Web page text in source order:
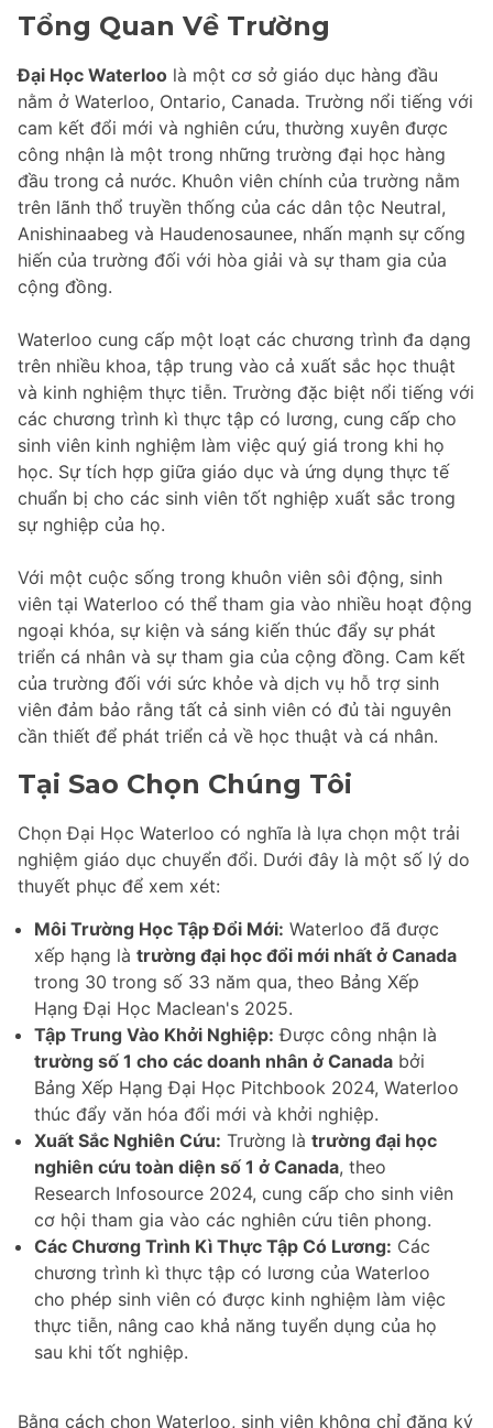
Tổng Quan Về Trường
Đại Học Waterloo là một cơ sở giáo dục hàng đầu
nằm ở Waterloo, Ontario, Canada. Trường nổi tiếng với
cam kết đổi mới và nghiên cứu, thường xuyên được
công nhận là một trong những trường đại học hàng
đầu trong cả nước. Khuôn viên chính của trường nằm
trên lãnh thổ truyền thống của các dân tộc Neutral,
Anishinaabeg và Haudenosaunee, nhấn mạnh sự cống
hiến của trường đối với hòa giải và sự tham gia của
cộng đồng.
Waterloo cung cấp một loạt các chương trình đa dạng
trên nhiều khoa, tập trung vào cả xuất sắc học thuật
và kinh nghiệm thực tiễn. Trường đặc biệt nổi tiếng với
các chương trình kì thực tập có lương, cung cấp cho
sinh viên kinh nghiệm làm việc quý giá trong khi họ
học. Sự tích hợp giữa giáo dục và ứng dụng thực tế
chuẩn bị cho các sinh viên tốt nghiệp xuất sắc trong
sự nghiệp của họ.
Với một cuộc sống trong khuôn viên sôi động, sinh
viên tại Waterloo có thể tham gia vào nhiều hoạt động
ngoại khóa, sự kiện và sáng kiến thúc đẩy sự phát
triển cá nhân và sự tham gia của cộng đồng. Cam kết
của trường đối với sức khỏe và dịch vụ hỗ trợ sinh
viên đảm bảo rằng tất cả sinh viên có đủ tài nguyên
cần thiết để phát triển cả về học thuật và cá nhân.
Tại Sao Chọn Chúng Tôi
Chọn Đại Học Waterloo có nghĩa là lựa chọn một trải
nghiệm giáo dục chuyển đổi. Dưới đây là một số lý do
thuyết phục để xem xét:
Môi Trường Học Tập Đổi Mới: Waterloo đã được
xếp hạng là trường đại học đổi mới nhất ở Canada
trong 30 trong số 33 năm qua, theo Bảng Xếp
Hạng Đại Học Maclean's 2025.
Tập Trung Vào Khởi Nghiệp: Được công nhận là
trường số 1 cho các doanh nhân ở Canada bởi
Bảng Xếp Hạng Đại Học Pitchbook 2024, Waterloo
thúc đẩy văn hóa đổi mới và khởi nghiệp.
Xuất Sắc Nghiên Cứu: Trường là trường đại học
nghiên cứu toàn diện số 1 ở Canada, theo
Research Infosource 2024, cung cấp cho sinh viên
cơ hội tham gia vào các nghiên cứu tiên phong.
Các Chương Trình Kì Thực Tập Có Lương: Các
chương trình kì thực tập có lương của Waterloo
cho phép sinh viên có được kinh nghiệm làm việc
thực tiễn, nâng cao khả năng tuyển dụng của họ
sau khi tốt nghiệp.
Bằng cách chọn Waterloo, sinh viên không chỉ đăng ký